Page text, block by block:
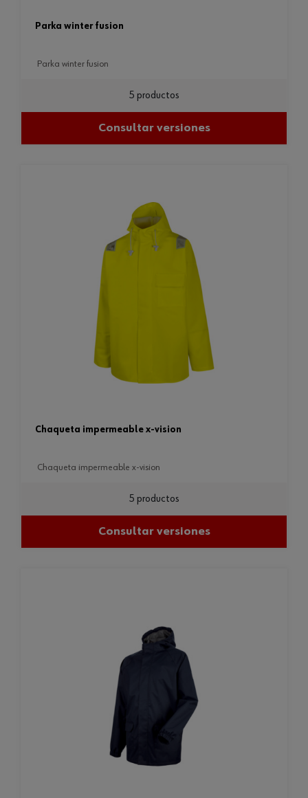
parka winter fusion
parka winter fusion
5 productos
Consultar versiones
chaqueta impermeable x-vision
chaqueta impermeable x-vision
5 productos
Consultar versiones